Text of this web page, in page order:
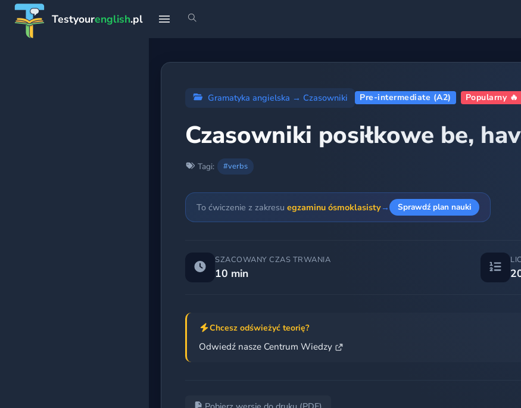
Testyourenglish.pl
Gramatyka angielska → Czasowniki Pre-intermediate (A2) Popularny 🔥
Czasowniki posiłkowe be,
Tagi: #verbs
To ćwiczenie z zakresu egzaminu ósmoklasisty→ Sprawdź plan nauki
SZACOWANY CZAS TRWANIA
10 min
Chcesz odświeżyć teorię?
Odwiedź nasze Centrum Wiedzy